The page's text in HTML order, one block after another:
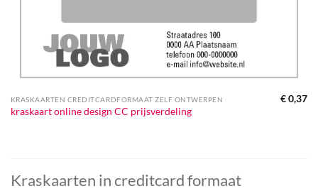
KRASKAARTEN CREDITCARDFORMAAT ZELF ONTWERPEN
kraskaart online design CC prijsverdeling
€0,37
Kraskaarten in creditcard formaat